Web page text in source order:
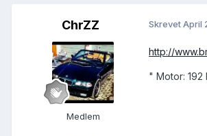
ChrZZ
Medlem
SkrevetApril
http://
" Motor: